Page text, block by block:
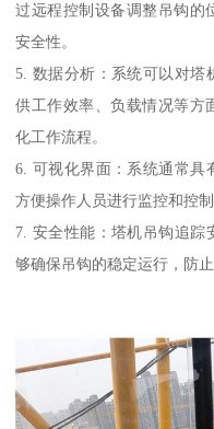
过远程控制设备调整吊钩的
安全性。
5. 数据分析：系统可以对塔
供工作效率、负载情况等方
化工作流程。
6. 可视化界面：系统通常具
方便操作人员进行监控和控制
7. 安全性能：塔机吊钩追踪
够确保吊钩的稳定运行，防